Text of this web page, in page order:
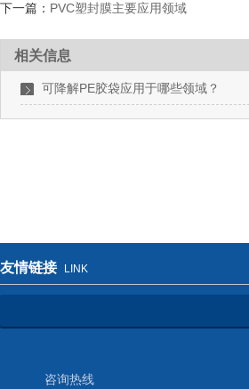
下一篇： PVC塑封膜主要应用领域
相关信息
可降解PE胶袋应用于哪些领域？
友情链接 LINK
咨询热线